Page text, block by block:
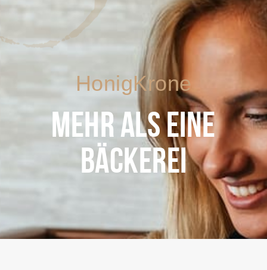
HonigKrone
MEHR ALS EINE
BÄCKEREI